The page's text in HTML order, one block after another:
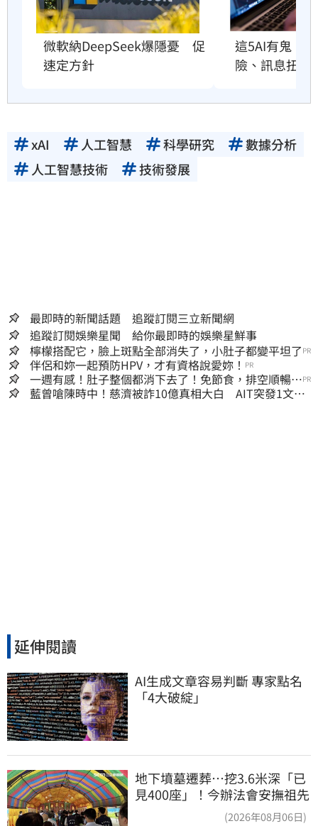
微軟納DeepSeek爆隱憂　促
速定方針
這5AI有鬼！
險、訊息扭曲
xAI 人工智慧 科學研究
數據分析
人工智慧技術
技術發展
最即時的新聞話題 追蹤訂閱三立新聞網
追蹤訂閱娛樂星聞 給你最即時的娛樂星鮮事
檸檬搭配它，臉上斑點全部消失了，小肚子都變平坦了 PR
伴侶和妳一起預防HPV，才有資格說愛妳！ PR
一週有感！肚子整個都消下去了！免節食，排空順暢就
夠
PR
藍曾嗆陳時中！慈濟被詐10億真相大白 AIT突發1文酸
延伸閱讀
AI生成文章容易判斷 專家點名
「4大破綻」
地下墳墓遷葬…挖3.6米深「已
見400座」！今辦法會安撫祖先
(2026年08月06日)